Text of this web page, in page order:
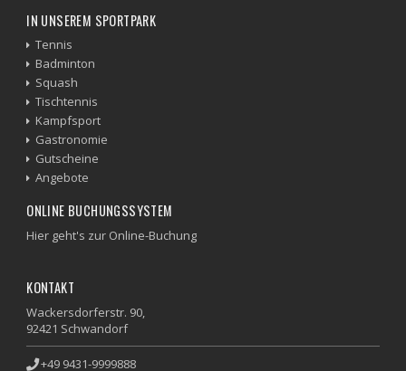
IN UNSEREM SPORTPARK
Tennis
Badminton
Squash
Tischtennis
Kampfsport
Gastronomie
Gutscheine
Angebote
ONLINE BUCHUNGSSYSTEM
Hier geht's zur Online-Buchung
KONTAKT
Wackersdorferstr. 90,
92421 Schwandorf
+49 9431-9999888